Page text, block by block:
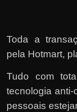
Toda a
pela Hotmart,
Tudo com
tecnologia
pessoais